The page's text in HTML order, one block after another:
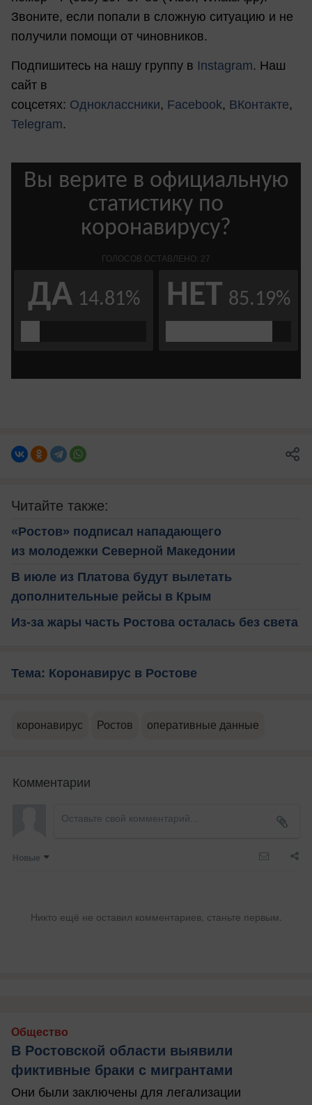
Звоните, если попали в сложную ситуацию и не
получили помощи от чиновников.
Подпишитесь на нашу группу в Instagram. Наш
сайт в
соцсетях: Одноклассники, Facebook, ВКонтакте,
Telegram.
Читайте также:
«Ростов» подписал нападающего
из молодежки Северной Македонии
В июле из Платова будут вылетать
дополнительные рейсы в Крым
Из-за жары часть Ростова осталась без света
Тема: Коронавирус в Ростове
коронавирус Ростов оперативные данные
Комментарии
Новые
Никто ещё не оставил комментариев, станьте первым.
Общество
В Ростовской области выявили
фиктивные браки с мигрантами
Они были заключены для легализации